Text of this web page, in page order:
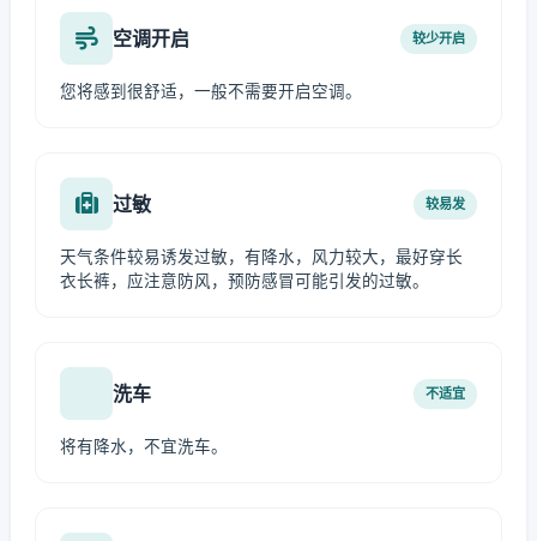
空调开启 较少开启
您将感到很舒适，一般不需要开启空调。
过敏 较易发
天气条件较易诱发过敏，有降水，风力较大，最好穿长
衣长裤，应注意防风，预防感冒可能引发的过敏。
洗车 不适宜
将有降水，不宜洗车。